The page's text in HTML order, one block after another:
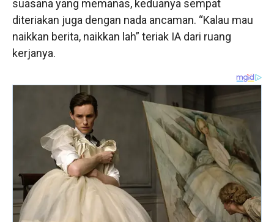
suasana yang memanas, keduanya sempat
diteriakan juga dengan nada ancaman. “Kalau mau
naikkan berita, naikkan lah” teriak IA dari ruang
kerjanya.